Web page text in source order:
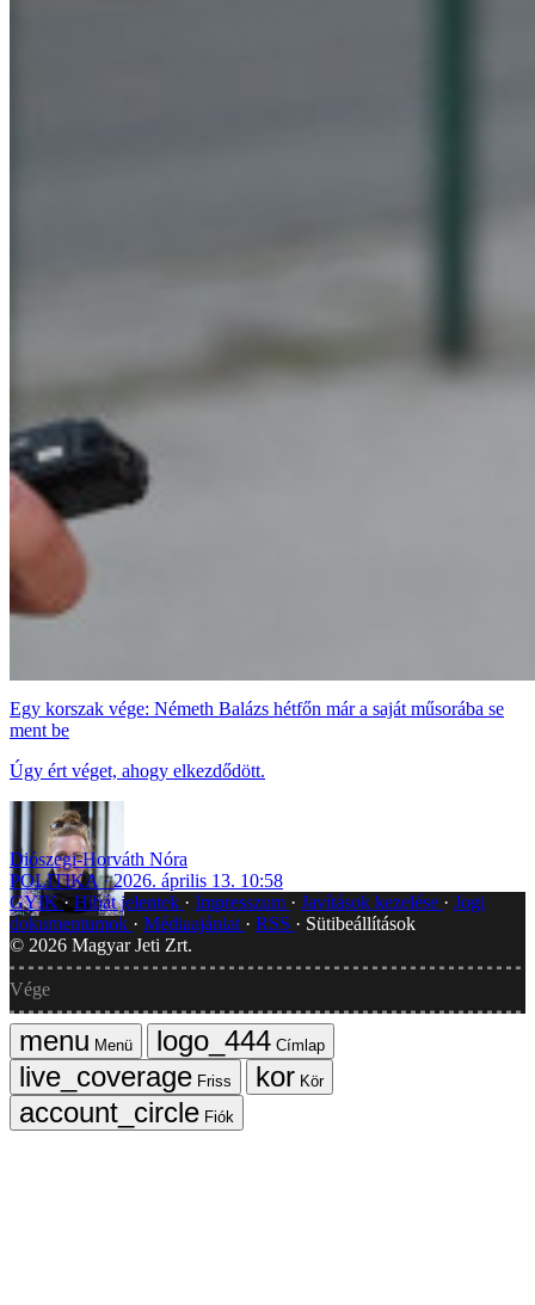
Egy korszak vége: Németh Balázs hétfőn már a saját műsorába se
ment be
Úgy ért véget, ahogy elkezdődött.
Diószegi-Horváth Nóra
POLITIKA
2026. április 13. 10:58
GYIK Hibát jelentek Impresszum Javítások kezelése
Jogi
dokumentumok
Médiaajánlat RSS
Sütibeállítások
© 2026 Magyar Jeti Zrt.
Vége
Menü
Címlap
Friss
Kör
Fiók